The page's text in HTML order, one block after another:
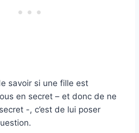
savoir si une fille est
en secret – et donc de ne
-, c’est de lui poser